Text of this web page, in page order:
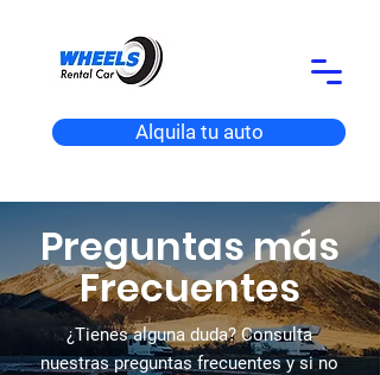
Alquila tu auto
Preguntas más
Frecuentes
¿Tienes alguna duda? Consulta
nuestras preguntas frecuentes y si no